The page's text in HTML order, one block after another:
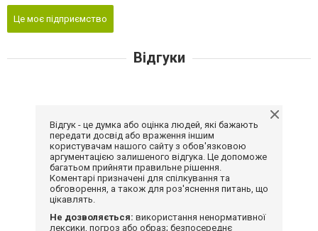
Це моє підприємство
Відгуки
Відгук - це думка або оцінка людей, які бажають
передати досвід або враження іншим
користувачам нашого сайту з обов'язковою
аргументацією залишеного відгука. Це допоможе
багатьом прийняти правильне рішення.
Коментарі призначені для спілкування та
обговорення, а також для роз'яснення питань, що
цікавлять.
Не дозволяється: використання ненормативної
лексики, погроз або образ; безпосереднє